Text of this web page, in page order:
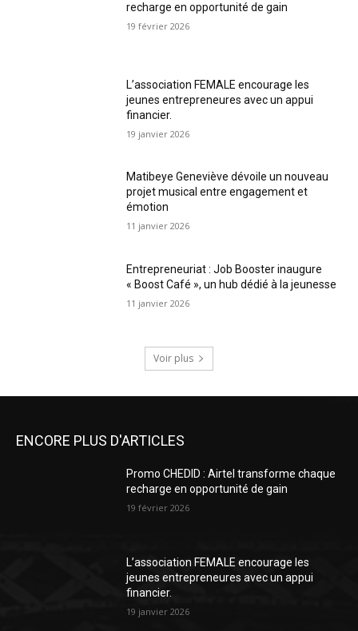
recharge en opportunité de gain
19 février 2026
L’association FEMALE encourage les
jeunes entrepreneures avec un appui
financier.
19 janvier 2026
Matibeye Geneviève dévoile un nouveau
projet musical entre engagement et
émotion
11 janvier 2026
Entrepreneuriat : Job Booster inaugure
« Boost Café », un hub dédié à la jeunesse
11 janvier 2026
Voir plus
ENCORE PLUS D'ARTICLES
Promo CHEDID : Airtel transforme chaque
recharge en opportunité de gain
19 février 2026
L’association FEMALE encourage les
jeunes entrepreneures avec un appui
financier.
19 janvier 2026